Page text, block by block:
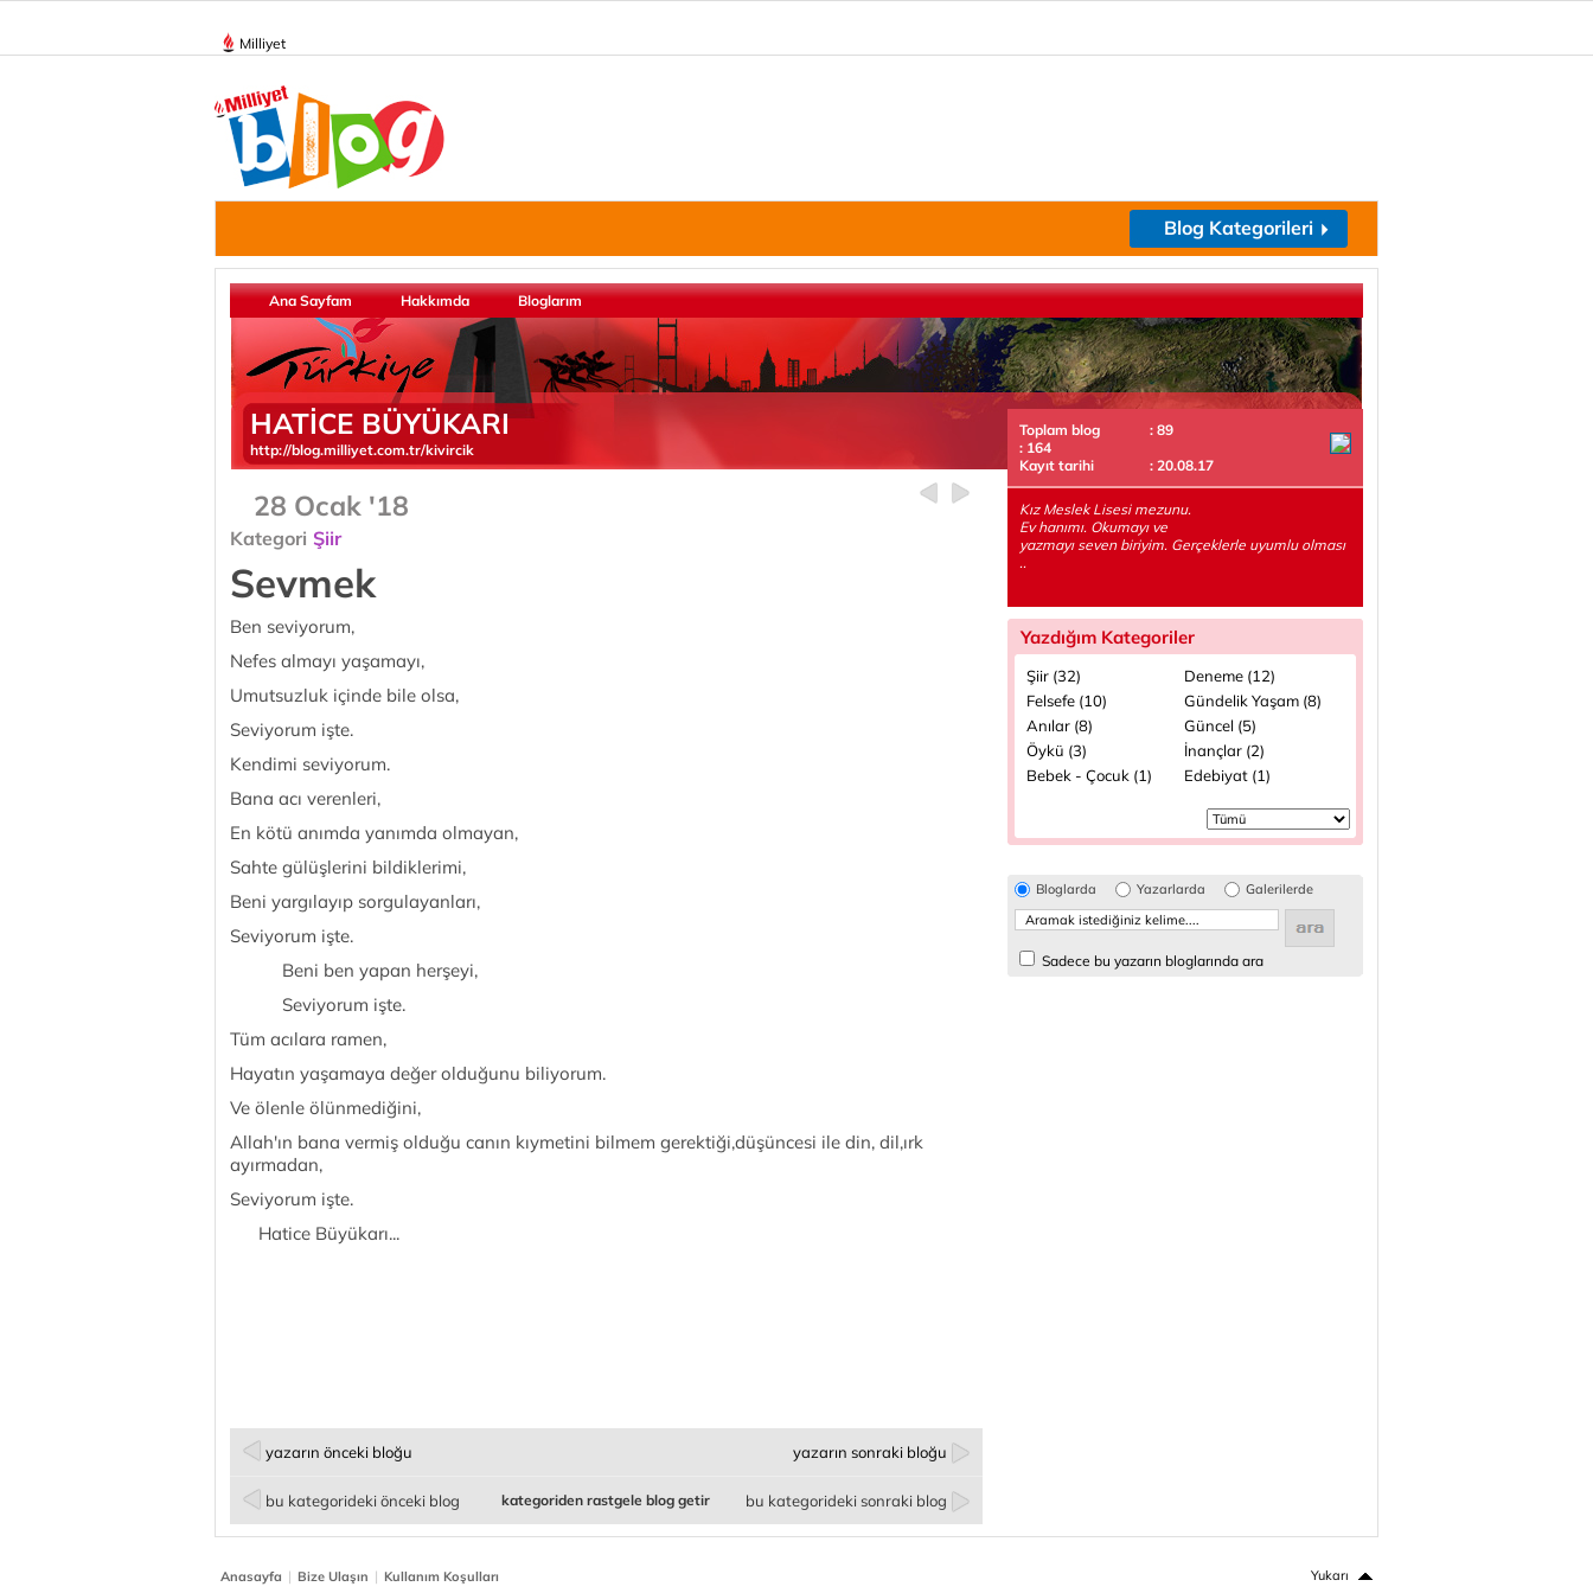
Milliyet
Blog Kategorileri
Ana Sayfam Hakkımda Bloglarım
HATİCE BÜYÜKARI
http://blog.milliyet.com.tr/kivircik
28 Ocak '18
Kategori Şiir
Sevmek
Ben seviyorum,
Nefes almayı yaşamayı,
Umutsuzluk içinde bile olsa,
Seviyorum işte.
Kendimi seviyorum.
Bana acı verenleri,
En kötü anımda yanımda olmayan,
Sahte gülüşlerini bildiklerimi,
Beni yargılayıp sorgulayanları,
Seviyorum işte.
Beni ben yapan herşeyi,
Seviyorum işte.
Tüm acılara ramen,
Hayatın yaşamaya değer olduğunu biliyorum.
Ve ölenle ölünmediğini,
Allah'ın bana vermiş olduğu canın kıymetini bilmem gerektiği,düşüncesi ile din, dil,ırk
ayırmadan,
Seviyorum işte.
Hatice Büyükarı...
yazarın önceki bloğu yazarın sonraki bloğu
bu kategorideki önceki blog bu kategorideki sonraki blog
kategoriden rastgele blog getir
Toplam blog
: 89
: 164
Kayıt tarihi
: 20.08.17
Kız Meslek Lisesi mezunu.
Ev hanımı. Okumayı ve
yazmayı seven biriyim. Gerçeklerle uyumlu olması
..
Yazdığım Kategoriler
Şiir (32)
Deneme (12)
Felsefe (10)
Gündelik Yaşam (8)
Anılar (8)
Güncel (5)
Öykü (3)
İnançlar (2)
Bebek - Çocuk (1)
Edebiyat (1)
Bloglarda Yazarlarda Galerilerde
Sadece bu yazarın bloglarında ara
Anasayfa | Bize Ulaşın | Kullanım Koşulları Yukarı